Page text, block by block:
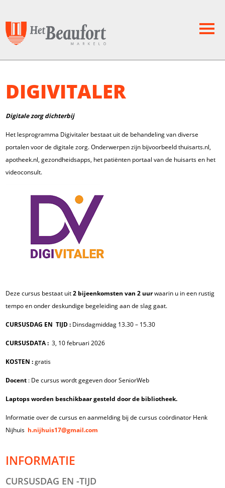
DIGIVITALER
Digitale zorg dichterbij
Het lesprogramma Digivitaler bestaat uit de behandeling van diverse
portalen voor de digitale zorg. Onderwerpen zijn bijvoorbeeld thuisarts.nl,
apotheek.nl, gezondheidsapps, het patiënten portaal van de huisarts en het
videoconsult.
Deze cursus bestaat uit2 bijeenkomsten van 2 uurwaarin u in een rustig
tempo en onder deskundige begeleiding aan de slag gaat.
CURSUSDAG EN TIJD : Dinsdagmiddag 13.30 – 15.30
CURSUSDATA :3, 10 februari 2026
KOSTEN :gratis
Docent: De cursus wordt gegeven door SeniorWeb
Laptops worden beschikbaar gesteld door de bibliotheek.
Informatie over de cursus en aanmelding bij de cursus coördinator Henk
Nijhuis h.nijhuis17@gmail.com
INFORMATIE
CURSUSDAG EN -TIJD